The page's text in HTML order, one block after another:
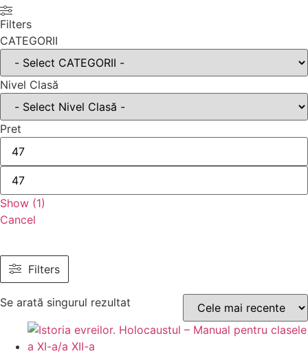
Filters
CATEGORII
Nivel Clasă
Pret
Show (1)
Cancel
Filters
Se arată singurul rezultat